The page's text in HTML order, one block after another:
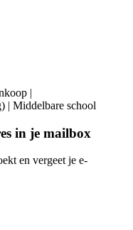
|
| Middelbare school
in je mailbox
en vergeet je e-